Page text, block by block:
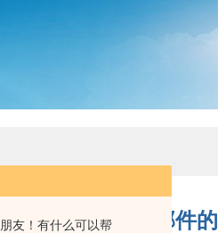
友！有什么可以帮
万向抽风罩零部件的